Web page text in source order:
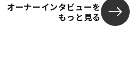
オーナーインタビューを
もっと見る